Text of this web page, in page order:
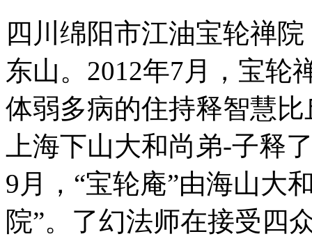
四川绵阳市江油宝轮禅
东山。2012年7月，宝轮
体弱多病的住持释智慧
上海下山大和尚弟-子释
9月，“宝轮庵”由海山大
院”。了幻法师在接受四